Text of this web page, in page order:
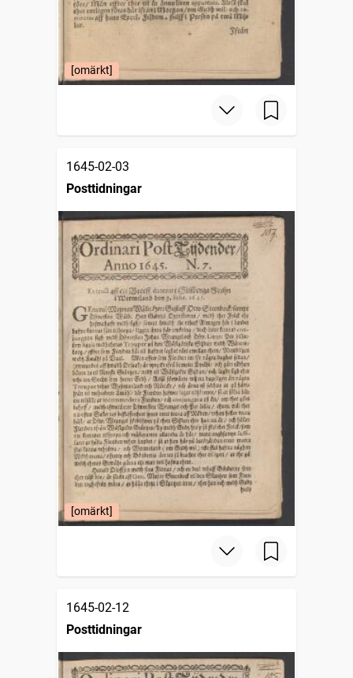
[omärkt]
1645-02-03
Posttidningar
[omärkt]
1645-02-12
Posttidningar